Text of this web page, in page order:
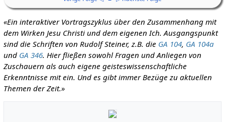
«Ein interaktiver Vortragszyklus über den Zusammenhang mit
dem Wirken Jesu Christi und dem eigenen Ich. Ausgangspunkt
sind die Schriften von Rudolf Steiner, z.B. die GA 104, GA 104a
und GA 346. Hier fließen sowohl Fragen und Anliegen von
Zuschauern als auch eigene geisteswissenschaftliche
Erkenntnisse mit ein. Und es gibt immer Bezüge zu aktuellen
Themen der Zeit.»